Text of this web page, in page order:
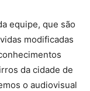
equipe, que são
modificadas
da cidade de
o audiovisual